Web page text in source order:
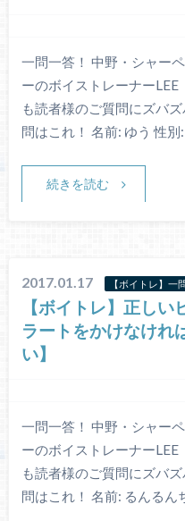
一問一答！ 中野・シャー
ーのボイストレーナーLEE
も読者様のご質問にズバ
問はこれ！ 名前: ゆう 性別
続きを読む
2017.01.17 【ボイトレ】一
【ボイトレ】正し
ラートをかけなけれ
い】
一問一答！ 中野・シャー
ーのボイストレーナーLEE
も読者様のご質問にズバ
問はこれ！ 名前: るんるん